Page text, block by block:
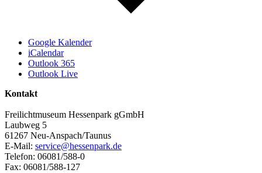
Google Kalender
iCalendar
Outlook 365
Outlook Live
Kontakt
Freilichtmuseum Hessenpark gGmbH
Laubweg 5
61267 Neu-Anspach/Taunus
E-Mail: service@hessenpark.de
Telefon: 06081/588-0
Fax: 06081/588-127